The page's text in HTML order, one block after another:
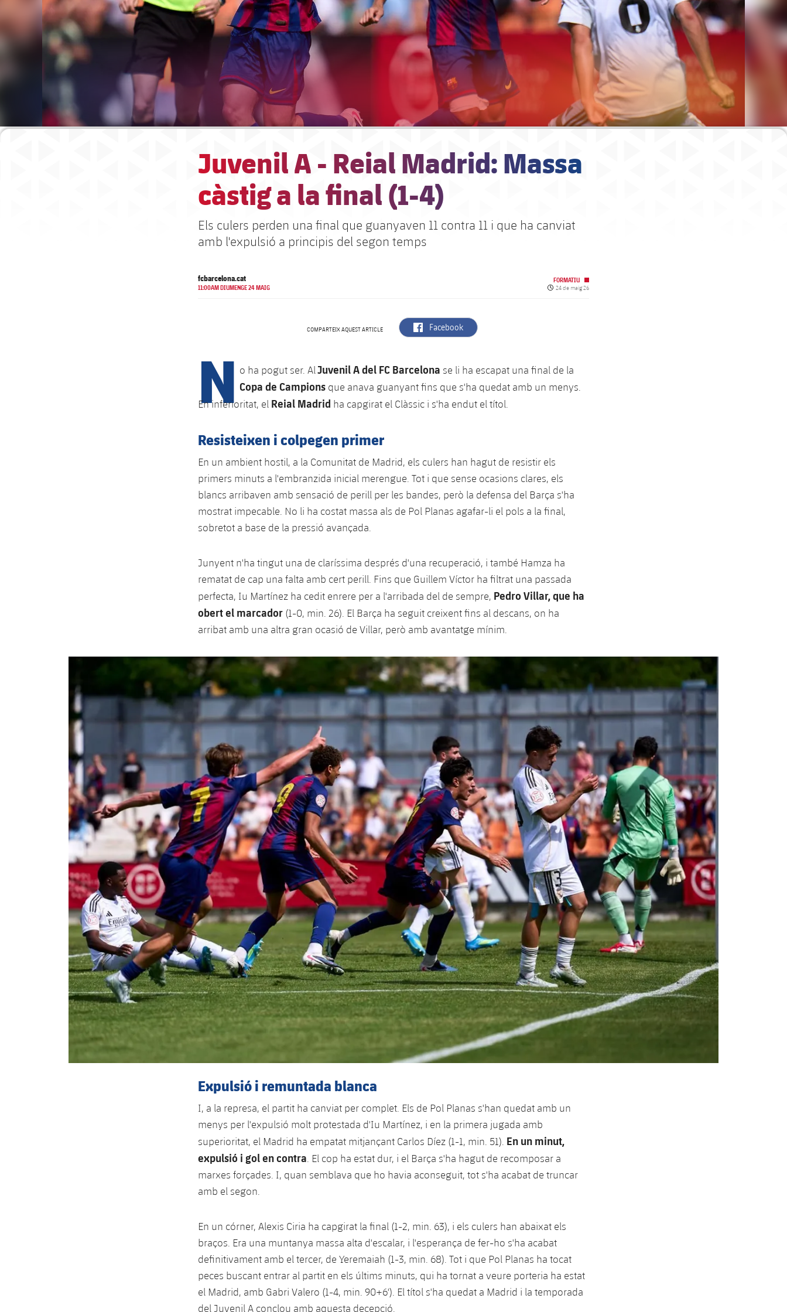
Juvenil A - Reial Madrid: Massa
càstig a la final (1-4)
Els culers perden una final que guanyaven 11 contra 11 i que ha canviat
amb l'expulsió a principis del segon temps
fcbarcelona.cat
11:00AM DIUMENGE 24 MAIG
FORMATIU
Data de publicació
24 de maig 26
COMPARTEIX AQUEST ARTICLE label.aria.facebook
Facebook
N o ha pogut ser. AlJuvenil A del FC Barcelona se li ha escapat una final de la
Copa de Campions que anava guanyant fins que s'ha quedat amb un menys.
En inferioritat, el Reial Madrid ha capgirat el Clàssic i s'ha endut el títol.
Resisteixen i colpegen primer
En un ambient hostil, a la Comunitat de Madrid, els culers han hagut de resistir els
primers minuts a l'embranzida inicial merengue. Tot i que sense ocasions clares, els
blancs arribaven amb sensació de perill per les bandes, però la defensa del Barça s'ha
mostrat impecable. No li ha costat massa als de Pol Planas agafar-li el pols a la final,
sobretot a base de la pressió avançada.
Junyent n'ha tingut una de claríssima després d'una recuperació, i també Hamza ha
rematat de cap una falta amb cert perill. Fins que Guillem Víctor ha filtrat una passada
perfecta, Iu Martínez ha cedit enrere per a l'arribada del de sempre, Pedro Villar, que ha
obert el marcador (1-0, min. 26). El Barça ha seguit creixent fins al descans, on ha
arribat amb una altra gran ocasió de Villar, però amb avantatge mínim.
Expulsió i remuntada blanca
I, a la represa, el partit ha canviat per complet. Els de Pol Planas s'han quedat amb un
menys per l'expulsió molt protestada d'Iu Martínez, i en la primera jugada amb
superioritat, el Madrid ha empatat mitjançant Carlos Díez (1-1, min. 51). En un minut,
expulsió i gol en contra . El cop ha estat dur, i el Barça s'ha hagut de recomposar a
marxes forçades. I, quan semblava que ho havia aconseguit, tot s'ha acabat de truncar
amb el segon.
En un córner, Alexis Ciria ha capgirat la final (1-2, min. 63), i els culers han abaixat els
braços. Era una muntanya massa alta d'escalar, i l'esperança de fer-ho s'ha acabat
definitivament amb el tercer, de Yeremaiah (1-3, min. 68). Tot i que Pol Planas ha tocat
peces buscant entrar al partit en els últims minuts, qui ha tornat a veure porteria ha estat
el Madrid, amb Gabri Valero (1-4, min. 90+6'). El títol s'ha quedat a Madrid i la temporada
del Juvenil A conclou amb aquesta decepció.